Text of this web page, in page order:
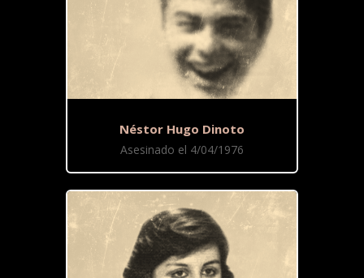
Néstor Hugo Dinoto
Asesinado el 4/04/1976